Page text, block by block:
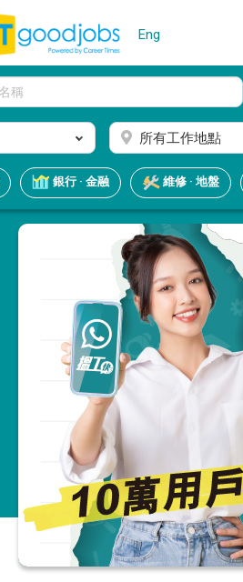
Eng
所有工作地點
銀行 · 金融 維修 · 地盤